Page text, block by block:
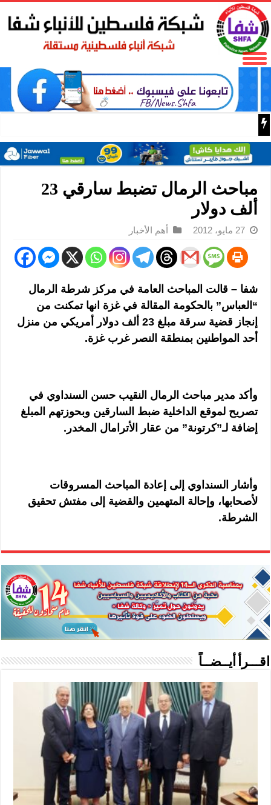
باسم الرئيس: وزير الداخلية زياد هب الريح يمنح العميد
مباحث الرمال تضبط سارقي 23
ألف دولار
27 مايو، 2012 أهم الأخبار
شفا – قالت المباحث العامة في مركز شرطة الرمال
“العباس” بالحكومة المقالة في غزة انها تمكنت من
إنجاز قضية سرقة مبلغ 23 ألف دولار أمريكي من منزل
أحد المواطنين بمنطقة النصر غرب غزة.
وأكد مدير مباحث الرمال النقيب حسن السنداوي في
تصريح لموقع الداخلية ضبط السارقين وبحوزتهم المبلغ
إضافة لـ”كرتونة” من عقار الأترامال المخدر.
وأشار السنداوي إلى إعادة المباحث المسروقات
لأصحابها، وإحالة المتهمين والقضية إلى مفتش تحقيق
الشرطة.
اقـــرأ أيــضــاً